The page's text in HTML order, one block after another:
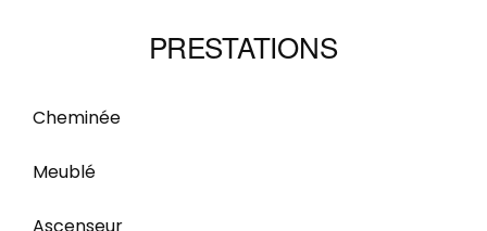
PRESTATIONS
Cheminée
Meublé